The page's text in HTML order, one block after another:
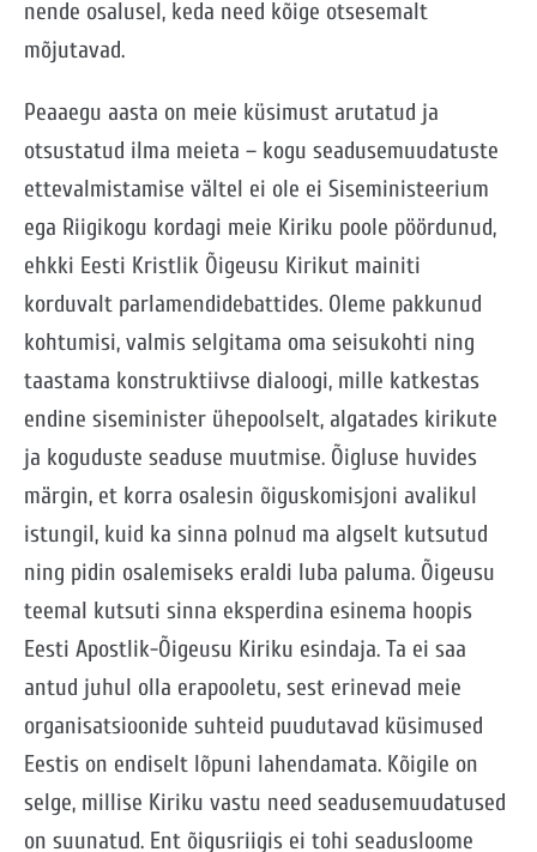
nende osalusel, keda need kõige otsesemalt
mõjutavad.
Peaaegu aasta on meie küsimust arutatud ja
otsustatud ilma meieta – kogu seadusemuudatuste
ettevalmistamise vältel ei ole ei Siseministeerium
ega Riigikogu kordagi meie Kiriku poole pöördunud,
ehkki Eesti Kristlik Õigeusu Kirikut mainiti
korduvalt parlamendidebattides. Oleme pakkunud
kohtumisi, valmis selgitama oma seisukohti ning
taastama konstruktiivse dialoogi, mille katkestas
endine siseminister ühepoolselt, algatades kirikute
ja koguduste seaduse muutmise. Õigluse huvides
märgin, et korra osalesin õiguskomisjoni avalikul
istungil, kuid ka sinna polnud ma algselt kutsutud
ning pidin osalemiseks eraldi luba paluma. Õigeusu
teemal kutsuti sinna eksperdina esinema hoopis
Eesti Apostlik-Õigeusu Kiriku esindaja. Ta ei saa
antud juhul olla erapooletu, sest erinevad meie
organisatsioonide suhteid puudutavad küsimused
Eestis on endiselt lõpuni lahendamata. Kõigile on
selge, millise Kiriku vastu need seadusemuudatused
on suunatud. Ent õigusriigis ei tohi seadusloome